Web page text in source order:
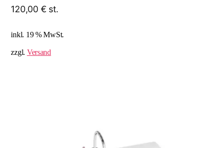
120,00 € st.
inkl. 19 % MwSt.
zzgl. Versand